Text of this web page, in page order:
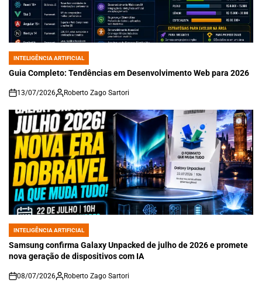
POSTED
IN
INTELIGÊNCIA ARTIFICIAL
Guia Completo: Tendências em Desenvolvimento Web para 2026
on
13/07/2026 Roberto Zago Sartori
POSTED
IN
INTELIGÊNCIA ARTIFICIAL
Samsung confirma Galaxy Unpacked de julho de 2026 e promete
nova geração de dispositivos com IA
on
08/07/2026 Roberto Zago Sartori